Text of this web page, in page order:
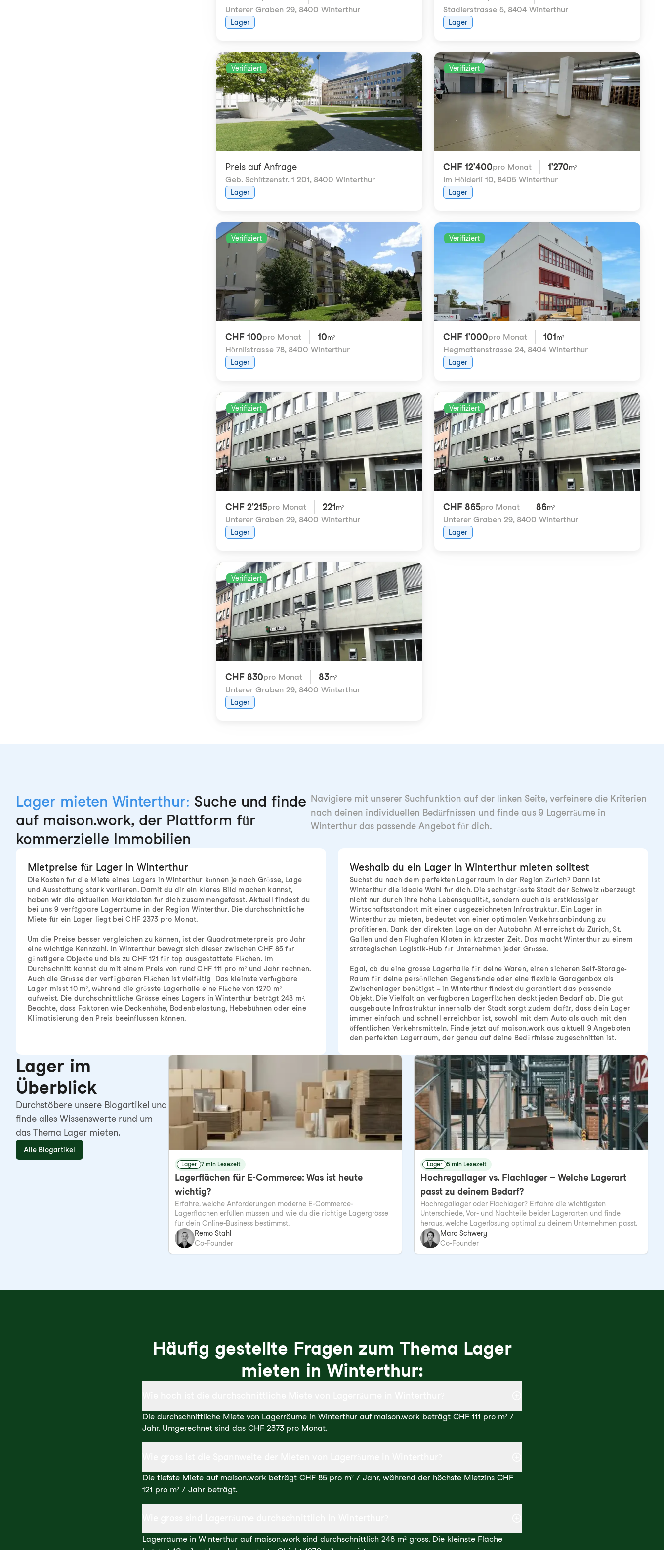
Unterer Graben 29, 8400 Winterthur
Lager
Stadlerstrasse 5, 8404 Winterthur
Lager
Verifiziert
Preis auf Anfrage
Geb. Schützenstr. 1 201, 8400 Winterthur
Lager
Verifiziert
CHF 12'400pro Monat 1'270m²
Im Hölderli 10, 8405 Winterthur
Lager
Verifiziert
CHF 100pro Monat 10m²
Hörnlistrasse 78, 8400 Winterthur
Lager
Verifiziert
CHF 1'000pro Monat 101 m²
Hegmattenstrasse 24, 8404 Winterthur
Lager
Verifiziert
CHF 2'215pro Monat 221 m²
Unterer Graben 29, 8400 Winterthur
Lager
Verifiziert
CHF 865pro Monat 86m²
Unterer Graben 29, 8400 Winterthur
Lager
Verifiziert
CHF 830pro Monat 83m²
Unterer Graben 29, 8400 Winterthur
Lager
Lager mieten Winterthur: Suche und finde
auf maison.work, der Plattform für
kommerzielle Immobilien
Navigiere mit unserer Suchfunktion auf der linken Seite, verfeinere die Kriterien
nach deinen individuellen Bedürfnissen und finde aus 9 Lagerräume in
Winterthur das passende Angebot für dich.
Mietpreise für Lager in Winterthur
Die Kosten für die Miete eines Lagers in Winterthur können je nach Grösse, Lage
und Ausstattung stark variieren. Damit du dir ein klares Bild machen kannst,
haben wir die aktuellen Marktdaten für dich zusammengefasst. Aktuell findest du
bei uns 9 verfügbare Lagerräume in der Region Winterthur. Die durchschnittliche
Miete für ein Lager liegt bei CHF 2373 pro Monat.
Um die Preise besser vergleichen zu können, ist der Quadratmeterpreis pro Jahr
eine wichtige Kennzahl. In Winterthur bewegt sich dieser zwischen CHF 85 für
günstigere Objekte und bis zu CHF 121 für top ausgestattete Flächen. Im
Durchschnitt kannst du mit einem Preis von rund CHF 111 pro m² und Jahr rechnen.
Auch die Grösse der verfügbaren Flächen ist vielfältig: Das kleinste verfügbare
Lager misst 10 m², während die grösste Lagerhalle eine Fläche von 1270 m²
aufweist. Die durchschnittliche Grösse eines Lagers in Winterthur beträgt 248 m².
Beachte, dass Faktoren wie Deckenhöhe, Bodenbelastung, Hebebühnen oder eine
Klimatisierung den Preis beeinflussen können.
Weshalb du ein Lager in Winterthur mieten solltest
Suchst du nach dem perfekten Lagerraum in der Region Zürich? Dann ist
Winterthur die ideale Wahl für dich. Die sechstgrösste Stadt der Schweiz überzeugt
nicht nur durch ihre hohe Lebensqualität, sondern auch als erstklassiger
Wirtschaftsstandort mit einer ausgezeichneten Infrastruktur. Ein Lager in
Winterthur zu mieten, bedeutet von einer optimalen Verkehrsanbindung zu
profitieren. Dank der direkten Lage an der Autobahn A1 erreichst du Zürich, St.
Gallen und den Flughafen Kloten in kürzester Zeit. Das macht Winterthur zu einem
strategischen Logistik-Hub für Unternehmen jeder Grösse.
Egal, ob du eine grosse Lagerhalle für deine Waren, einen sicheren Self-Storage-
Raum für deine persönlichen Gegenstände oder eine flexible Garagenbox als
Zwischenlager benötigst – in Winterthur findest du garantiert das passende
Objekt. Die Vielfalt an verfügbaren Lagerflächen deckt jeden Bedarf ab. Die gut
ausgebaute Infrastruktur innerhalb der Stadt sorgt zudem dafür, dass dein Lager
immer einfach und schnell erreichbar ist, sowohl mit dem Auto als auch mit den
öffentlichen Verkehrsmitteln. Finde jetzt auf maison.work aus aktuell 9 Angeboten
den perfekten Lagerraum, der genau auf deine Bedürfnisse zugeschnitten ist.
Lager im
Überblick
Durchstöbere unsere Blogartikel und
finde alles Wissenswerte rund um
das Thema Lager mieten.
Alle Blogartikel
Lager 7 min Lesezeit
Lagerflächen für E-Commerce: Was ist heute
wichtig?
Erfahre, welche Anforderungen moderne E-Commerce-
Lagerflächen erfüllen müssen und wie du die richtige Lagergrösse
für dein Online-Business bestimmst.
Remo Stahl
Co-Founder
Lager 5 min Lesezeit
Hochregallager vs. Flachlager – Welche Lagerart
passt zu deinem Bedarf?
Hochregallager oder Flachlager? Erfahre die wichtigsten
Unterschiede, Vor- und Nachteile beider Lagerarten und finde
heraus, welche Lagerlösung optimal zu deinem Unternehmen passt.
Marc Schwery
Co-Founder
Häufig gestellte Fragen zum Thema Lager
mieten in Winterthur:
Die durchschnittliche Miete von Lagerräume in Winterthur auf maison.work beträgt CHF 111 pro m² /
Jahr. Umgerechnet sind das CHF 2373 pro Monat.
Die tiefste Miete auf maison.work beträgt CHF 85 pro m² / Jahr, während der höchste Mietzins CHF
121 pro m² / Jahr beträgt.
Lagerräume in Winterthur auf maison.work sind durchschnittlich 248 m² gross. Die kleinste Fläche